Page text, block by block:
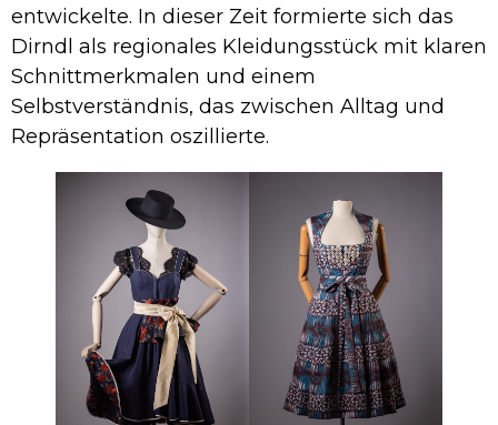
entwickelte. In dieser Zeit formierte sich das
Dirndl als regionales Kleidungsstück mit klaren
Schnittmerkmalen und einem
Selbstverständnis, das zwischen Alltag und
Repräsentation oszillierte.